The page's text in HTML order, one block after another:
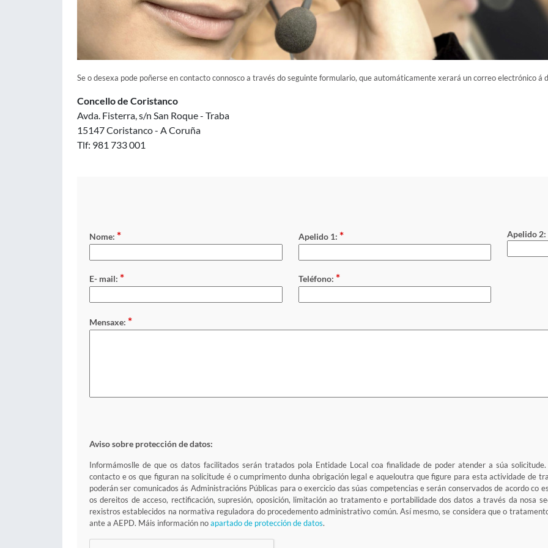
Se o desexa pode poñerse en contacto connosco a través do seguinte formulario, que automáticamente xerará un correo electrónico á
Concello de Coristanco
Avda. Fisterra, s/n San Roque - Traba
15147 Coristanco - A Coruña
Tlf: 981 733 001
Nome: * Apelido 1: * Apelido 2:
E- mail: * Teléfono: *
Mensaxe: *
Aviso sobre protección de datos:
Informámoslle de que os datos facilitados serán tratados pola Entidade Local coa finalidade de poder atender a súa
contacto e os que figuran na solicitude é o cumprimento dunha obrigación legal e aqueloutra que figure para esta actividade de
poderán ser comunicados ás Administracións Públicas para o exercicio das súas competencias e serán conservados de acordo co
os dereitos de acceso, rectificación, supresión, oposición, limitación ao tratamento e portabilidade dos datos a través da nosa
rexistros establecidos na normativa reguladora do procedemento administrativo común. Así mesmo, se considera que o
ante a AEPD. Máis información noapartado de protección de datos.